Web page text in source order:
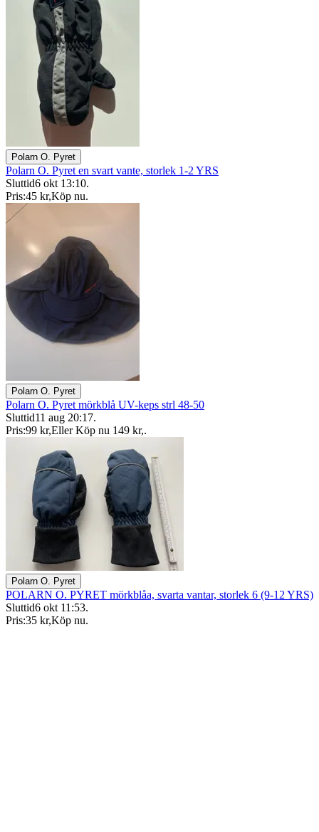
Polarn O. Pyret
Polarn O. Pyret en svart vante, storlek 1-2 YRS
Sluttid6 okt 13:10.
Pris:45 kr,Köp nu.
Polarn O. Pyret
Polarn O. Pyret mörkblå UV-keps strl 48-50
Sluttid11 aug 20:17.
Pris:99 kr,Eller Köp nu 149 kr,.
Polarn O. Pyret
POLARN O. PYRET mörkblåa, svarta vantar, storlek 6 (9-12 YRS)
Sluttid6 okt 11:53.
Pris:35 kr,Köp nu.